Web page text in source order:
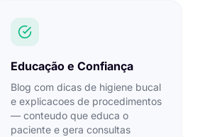
Educação e Confiança
Blog com dicas de higiene bucal
e explicacoes de procedimentos
— conteudo que educa o
paciente e gera consultas